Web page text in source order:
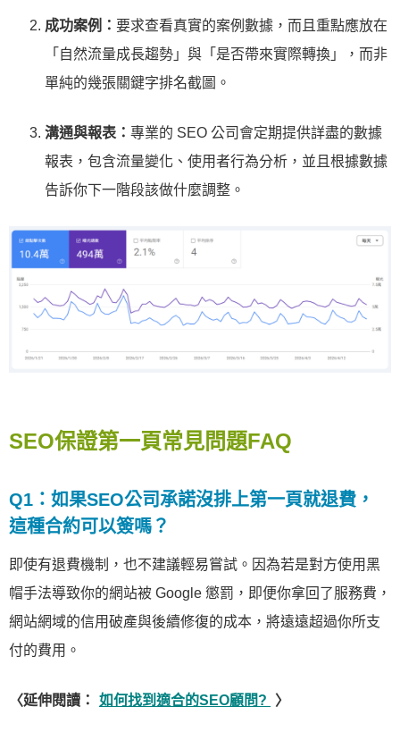
成功案例： 要求查看真實的案例數據，而且重點應放在
「自然流量成長趨勢」與「是否帶來實際轉換」，而非
單純的幾張關鍵字排名截圖。
溝通與報表： 專業的 SEO 公司會定期提供詳盡的數據
報表，包含流量變化、使用者行為分析，並且根據數據
告訴你下一階段該做什麼調整。
SEO保證第一頁常見問題FAQ
Q1：如果SEO公司承諾沒排上第一頁就退費，
這種合約可以簽嗎？
即使有退費機制，也不建議輕易嘗試。因為若是對方使用黑
帽手法導致你的網站被 Google 懲罰，即便你拿回了服務費，
網站網域的信用破產與後續修復的成本，將遠遠超過你所支
付的費用。
〈延伸閱讀： 如何找到適合的SEO顧問? 〉